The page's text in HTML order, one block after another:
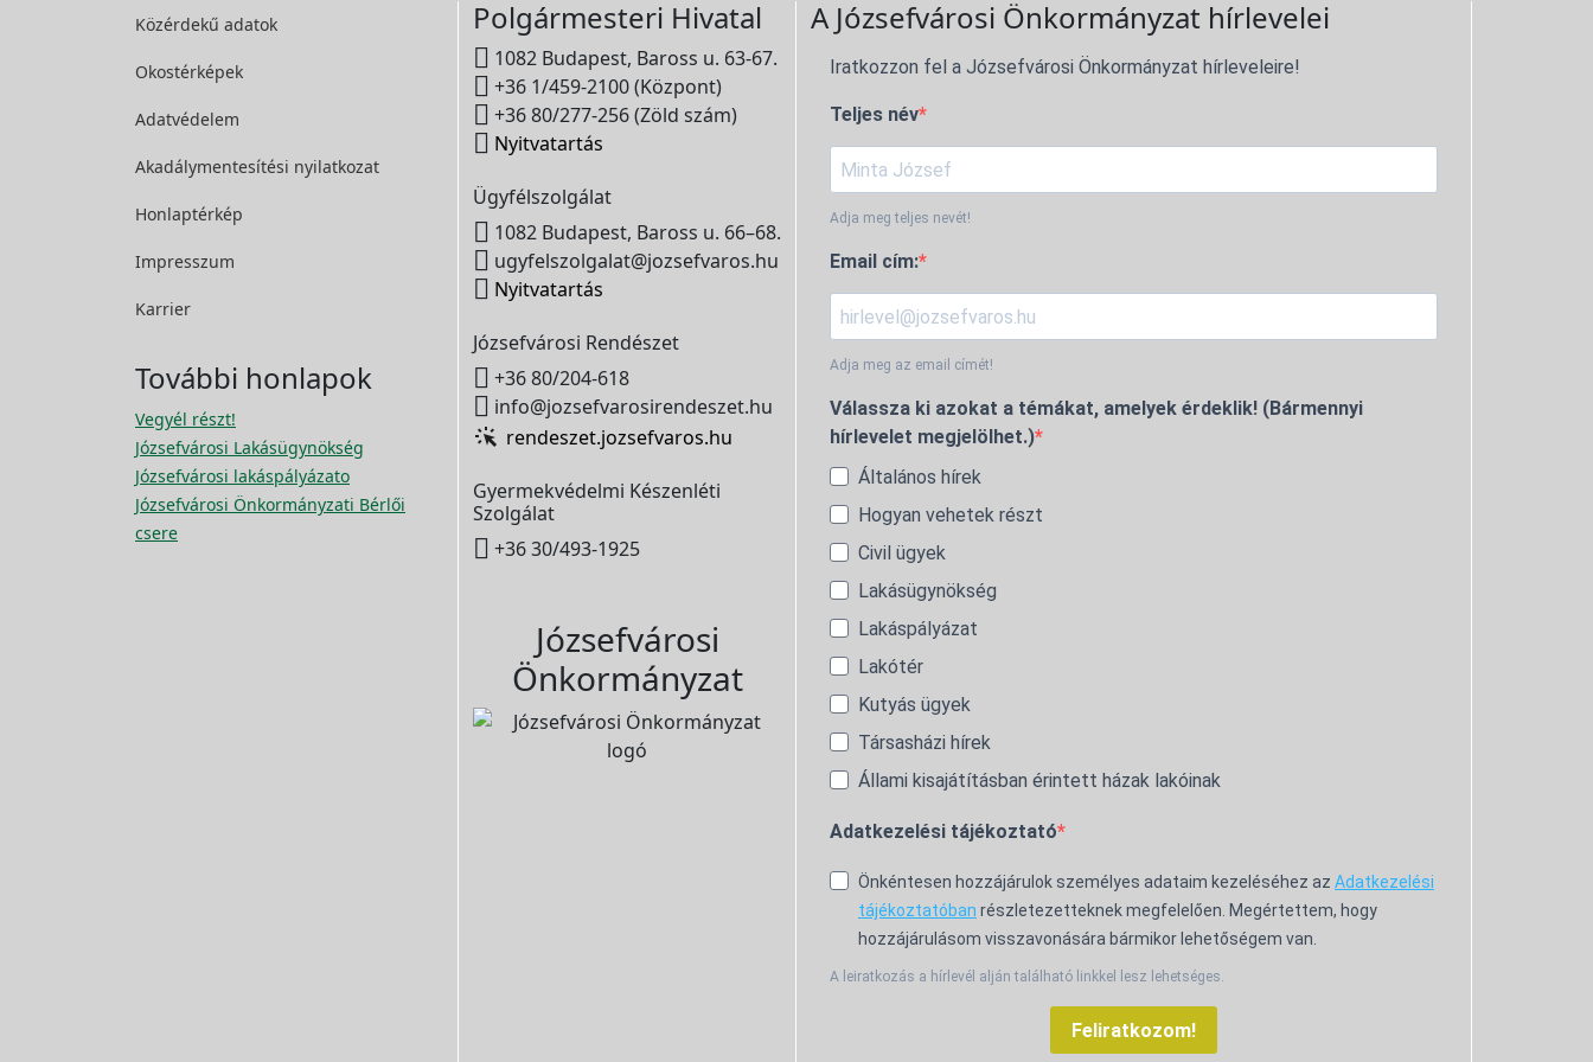
Közérdekű adatok
Okostérképek
Adatvédelem
Akadálymentesítési nyilatkozat
Honlaptérkép
Impresszum
Karrier
További honlapok
Vegyél részt!
Józsefvárosi Lakásügynökség
Józsefvárosi lakáspályázato
Józsefvárosi Önkormányzati Bérlői
csere
Polgármesteri Hivatal
 1082 Budapest, Baross u. 63-67.
 +36 1/459-2100 (Központ)
 +36 80/277-256 (Zöld szám)
 Nyitvatartás
Ügyfélszolgálat
 1082 Budapest, Baross u. 66–68.
 ugyfelszolgalat@jozsefvaros.hu
 Nyitvatartás
Józsefvárosi Rendészet
 +36 80/204-618
 info@jozsefvarosirendeszet.hu
rendeszet.jozsefvaros.hu
Gyermekvédelmi Készenléti
Szolgálat
 +36 30/493-1925
Józsefvárosi
Önkormányzat
A Józsefvárosi Önkormányzat hírlevelei
Iratkozzon fel a Józsefvárosi Önkormányzat hírleveleire!
Teljes név
Adja meg teljes nevét!
Email cím:
Adja meg az email címét!
Válassza ki azokat a témákat, amelyek érdeklik! (Bármennyi
hírlevelet megjelölhet.)
Általános hírek
Hogyan vehetek részt
Civil ügyek
Lakásügynökség
Lakáspályázat
Lakótér
Kutyás ügyek
Társasházi hírek
Állami kisajátításban érintett házak lakóinak
Adatkezelési tájékoztató
Önkéntesen hozzájárulok személyes adataim kezeléséhez az Adatkezelési
tájékoztatóban részletezetteknek megfelelően. Megértettem, hogy
hozzájárulásom visszavonására bármikor lehetőségem van.
A leiratkozás a hírlevél alján található linkkel lesz lehetséges.
Feliratkozom!